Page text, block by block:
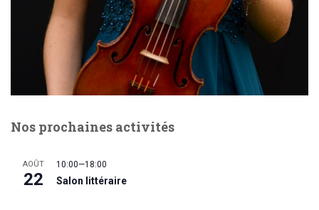
Nos prochaines activités
AOÛT
22
10:00—18:00
Salon littéraire